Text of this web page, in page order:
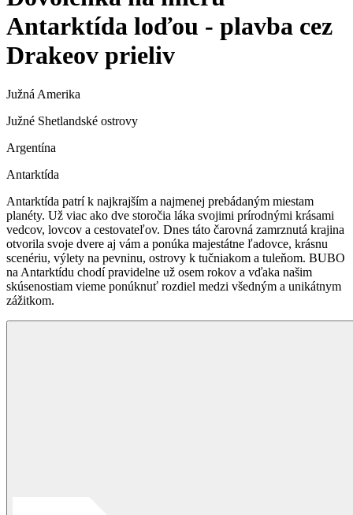
Antarktída loďou - plavba cez
Drakeov prieliv
Južná Amerika
Južné Shetlandské ostrovy
Argentína
Antarktída
Antarktída patrí k najkrajším a najmenej prebádaným miestam
planéty. Už viac ako dve storočia láka svojimi prírodnými krásami
vedcov, lovcov a cestovateľov. Dnes táto čarovná zamrznutá krajina
otvorila svoje dvere aj vám a ponúka majestátne ľadovce, krásnu
scenériu, výlety na pevninu, ostrovy k tučniakom a tuleňom. BUBO
na Antarktídu chodí pravidelne už osem rokov a vďaka našim
skúsenostiam vieme ponúknuť rozdiel medzi všedným a unikátnym
zážitkom.